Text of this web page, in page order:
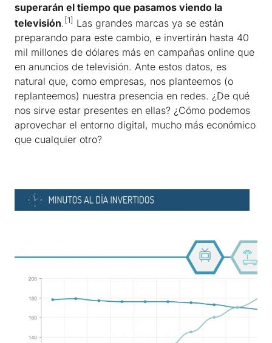
superarán el tiempo que pasamos viendo la
televisión. [1] Las grandes marcas ya se están
preparando para este cambio, e invertirán hasta 40
mil millones de dólares más en campañas online que
en anuncios de televisión. Ante estos datos, es
natural que, como empresas, nos planteemos (o
replanteemos) nuestra presencia en redes. ¿De qué
nos sirve estar presentes en ellas? ¿Cómo podemos
aprovechar el entorno digital, mucho más económico
que cualquier otro?